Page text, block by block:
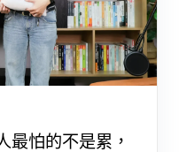
最怕的不是累，